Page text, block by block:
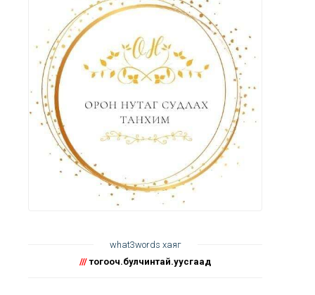
what3words хаяг
/// тогооч.булчинтай.уусгаад